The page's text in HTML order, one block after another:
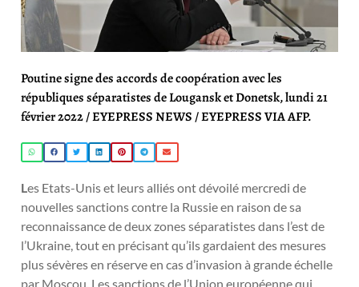
Poutine signe des accords de coopération avec les
républiques séparatistes de Lougansk et Donetsk, lundi 21
février 2022 / EYEPRESS NEWS / EYEPRESS VIA AFP.
Les Etats-Unis et leurs alliés ont dévoilé mercredi de
nouvelles sanctions contre la Russie en raison de sa
reconnaissance de deux zones séparatistes dans l’est de
l’Ukraine, tout en précisant qu’ils gardaient des mesures
plus sévères en réserve en cas d’invasion à grande échelle
par Moscou. Les sanctions de l’Union européenne qui